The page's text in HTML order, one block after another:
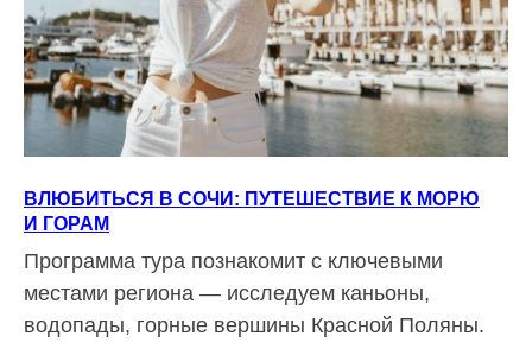
ВЛЮБИТЬСЯ В СОЧИ: ПУТЕШЕСТВИЕ К МОРЮ
И ГОРАМ
Программа тура познакомит с ключевыми
местами региона — исследуем каньоны,
водопады, горные вершины Красной Поляны.